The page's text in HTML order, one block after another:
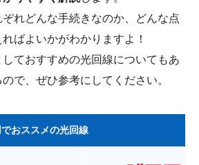
れどんな手続きなのか、どんな点
ばよいかがわかりますよ！
ておすすめの光回線についてもあ
で、ぜひ参考にしてください。
おススメの光回線